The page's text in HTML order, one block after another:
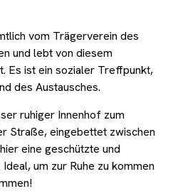
vom Trägerverein des
und lebt von diesem
Es ist ein sozialer Treffpunkt,
des Austausches.
ruhiger Innenhof zum
Straße, eingebettet zwischen
eine geschützte und
um zur Ruhe zu kommen